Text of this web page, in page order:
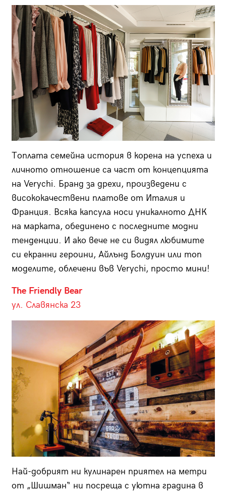
Топлата семейна история в корена на успеха и
личното отношение са част от концепция­та
на Verychi. Бранд за дрехи, произведени с
висококачествени платове от Италия и
Франция. Всяка капсула носи уникалното ДНК
на марката, обединено с последните модни
тенденции. И ако вече не си видял любимите
си екранни героини, Айлънд Болдуин или топ
моделите, облечени във Verychi, просто мини!
The Friendly Bear
ул. Славянска 23
Най-добрият ни кулинарен приятел на метри
от „Шишман“ ни посреща с уютна градина в